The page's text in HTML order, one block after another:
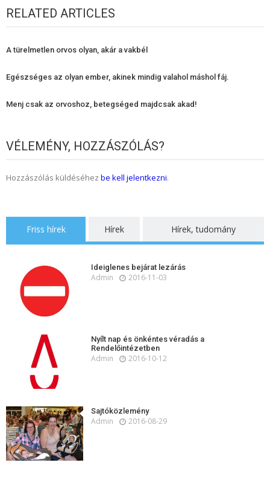
RELATED ARTICLES
A türelmetlen orvos olyan, akár a vakbél
Egészséges az olyan ember, akinek mindig valahol máshol fáj.
Menj csak az orvoshoz, betegséged majdcsak akad!
VÉLEMÉNY, HOZZÁSZÓLÁS?
Hozzászólás küldéséhez be kell jelentkezni.
Friss hírek Hírek Hírek, tudomány
Ideiglenes bejárat lezárás
Admin 2016-11-03
Nyílt nap és önkéntes véradás a
Rendelőintézetben
Admin 2016-10-12
Sajtóközlemény
Admin 2016-08-29